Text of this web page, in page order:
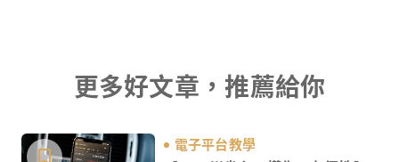
更多好文章，推薦給你
電子平台教學